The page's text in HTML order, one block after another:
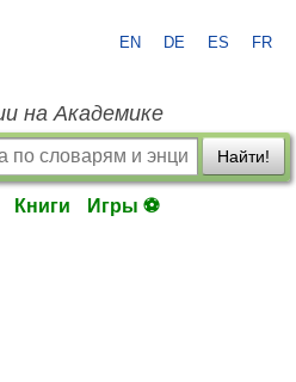
EN DE ES FR
на Академике
Найти!
Книги Игры ⚽